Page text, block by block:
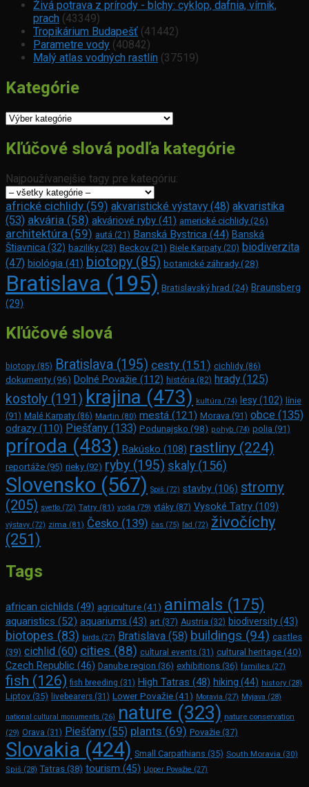
Živá potrava z prírody - blchy: cyklop, dafnia, vírnik,
prach (43349)
Tropikárium Budapešť (41442)
Parametre vody (40842)
Malý atlas vodných rastlín (37519)
Kategórie
Kategórie
Kľúčové slová podľa kategórie
Najpoužívanejšie tagy pre kategóriu:
africké cichlidy (59) akvaristické výstavy (48) akvaristika
(53) akvária (58) akváriové ryby (41) americké cichlidy (26)
architektúra (59) autá (21) Banská Bystrica (44) Banská
Štiavnica (32) baziliky (23) Beckov (21) Biele Karpaty (20) biodiverzita
(47) biológia (41) biotopy (85) botanické záhrady(28)
Bratislava (195) Bratislavský hrad (24) Braunsberg
(29)
Kľúčové slová
biotopy (85) Bratislava (195) cesty (151) cichlidy (86)
dokumenty (96) Dolné Považie (112) história (82) hrady (125)
kostoly (191) krajina (473) kultúra (74) lesy(102) línie
(91) Malé Karpaty (86) Martin (80) mestá (121) Morava (91) obce (135)
odrazy (110) Piešťany (133) Podunajsko (98) pohyb (74) polia (91)
príroda (483) Rakúsko (108) rastliny (224)
reportáže (95) rieky (92) ryby (195) skaly (156)
Slovensko (567) Spiš (72) stavby (106) stromy
(205) svetlo (72) Tatry (81) voda (79) vtáky (87) Vysoké Tatry (109)
výstavy (72) zima (81) Česko (139) čas (75) ľad (72) živočíchy
(251)
Tags
african cichlids (49) agriculture(41) animals (175)
aquaristics (52) aquariums (43) art (37) Austria (32) biodiversity(43)
biotopes (83) birds (27) Bratislava (58) buildings (94) castles
(39) cichlid (60) cities (88) cultural events (31) cultural heritage (40)
Czech Republic (46) Danube region (36) exhibitions (36) families (27)
fish (126) fish breeding (31) High Tatras (48) hiking (44) history (28)
Liptov (35) livebearers (31) Lower Považie(41) Moravia (27) Myjava (28)
national cultural monuments (26) nature (323) nature conservation
(29) Orava (31) Piešťany (55) plants (69) Považie (37)
Slovakia (424) Small Carpathians (35) South Moravia (30)
Spiš (28) Tatras (38) tourism (45) Upper Považie (27)